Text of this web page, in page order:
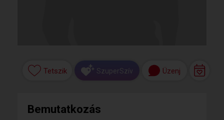
Tetszik SzuperSzív Üzenj
Bemutatkozás